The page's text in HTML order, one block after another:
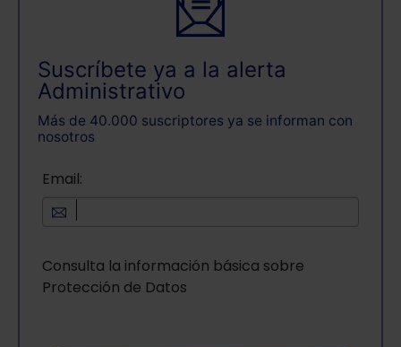
Suscríbete ya a la alerta
Administrativo
Más de 40.000 suscriptores ya se informan con
nosotros
Email:
Consulta la información básica sobre
Protección de Datos